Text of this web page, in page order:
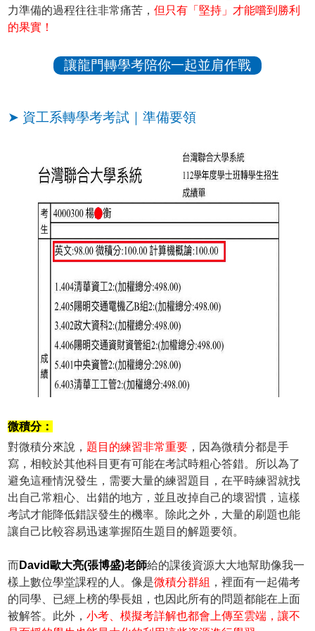
力準備的過程往往非常痛苦，但只有「堅持」才能嚐到勝利
的果實！
讓龍門轉學考陪你一起並肩作戰
➤ 資工系轉學考考試｜準備要領
微積分：
對微積分來說， 題目的練習非常重要 ，因為微積分都是手
寫，相較於其他科目更有可能在考試時粗心答錯。所以為了
避免這種情況發生，需要大量的練習題目，在平時練習就找
出自己常粗心、出錯的地方，並且改掉自己的壞習慣，這樣
考試才能降低錯誤發生的機率。除此之外，大量的刷題也能
讓自己比較容易迅速掌握陌生題目的解題要領。
而David歐大亮(張博盛)老師給的課後資源大大地幫助像我一
樣上數位學堂課程的人。像是微積分群組 ，裡面有一起備考
的同學、已經上榜的學長姐，也因此所有的問題都能在上面
被解答。此外，小考、模擬考詳解也都會上傳至雲端，讓不